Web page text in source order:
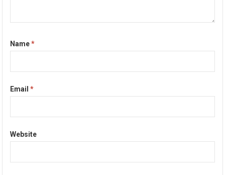
Name*
Email*
Website